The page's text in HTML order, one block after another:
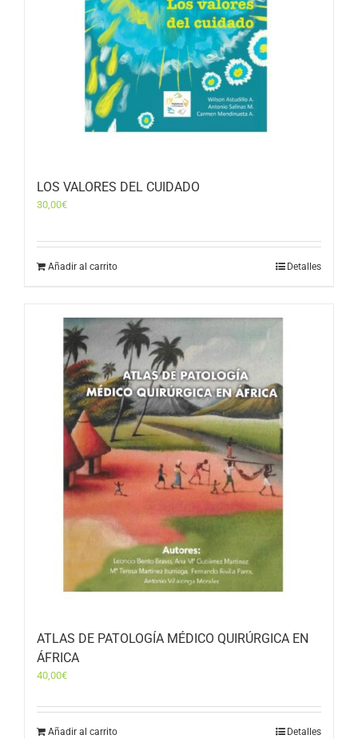
LOS VALORES DEL CUIDADO
30,00€
Añadir al carrito Detalles
ATLAS DE PATOLOGÍA MÉDICO QUIRÚRGICA EN
ÁFRICA
40,00€
Añadir al carrito Detalles